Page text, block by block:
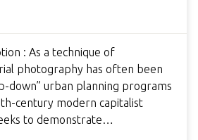
: As a technique of
photography has often been
down” urban planning programs
century modern capitalist
to demonstrate…